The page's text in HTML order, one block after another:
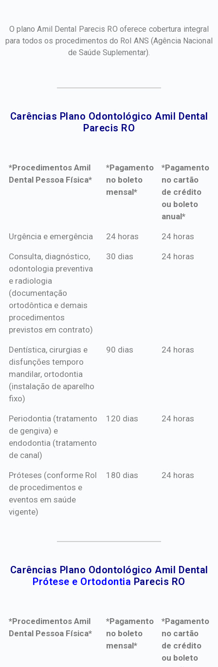
O plano Amil Dental Parecis RO oferece cobertura integral
para todos os procedimentos do Rol ANS(Agência Nacional
de Saúde Suplementar).
Carências Plano Odontológico Amil Dental
Parecis RO​
*Procedimentos Amil
Dental Pessoa Física*
*Pagamento
no boleto
mensal*
*Pagamento
no cartão
de crédito
ou boleto
anual*
*Procedimentos Amil
*Pagamento
mensal*
*Pagamento
de crédito
Urgência e emergência 24 horas 24 horas
Consulta, diagnóstico,
odontologia preventiva
e radiologia
(documentação
ortodôntica e demais
procedimentos
previstos em contrato)
30 dias 24 horas
Dentística, cirurgias e
disfunções temporo
mandilar, ortodontia
(instalação de aparelho
fixo)
90 dias 24 horas
Periodontia (tratamento
de gengiva) e
endodontia (tratamento
de canal)
120 dias 24 horas
Próteses (conforme Rol
de procedimentos e
eventos em saúde
vigente)
180 dias 24 horas
Carências Plano Odontológico Amil Dental
Prótese e Ortodontia Parecis RO
*Procedimentos Amil
Dental Pessoa Física*
*Pagamento
no boleto
mensal*
*Pagamento
no cartão
de crédito
ou boleto